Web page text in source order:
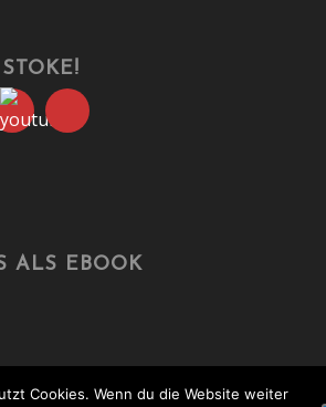
ALS EBOOK
Cookies. Wenn du die Website weiter